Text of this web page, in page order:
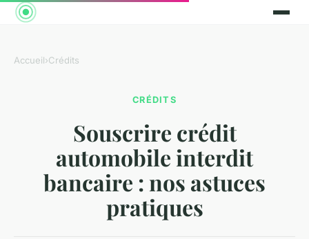
Accueil›Crédits
CRÉDITS
Souscrire crédit
automobile interdit
bancaire : nos astuces
pratiques